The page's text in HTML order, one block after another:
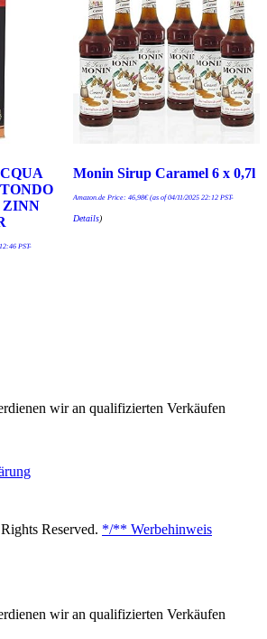
ZINN
PST-
Monin Sirup Caramel 6 x 0,7l
Amazon.de Price: 46,98€(as of 04/11/2025 22:12 PST-
Details)
wir an qualifizierten Verkäufen
Reserved. */** Werbehinweis
wir an qualifizierten Verkäufen